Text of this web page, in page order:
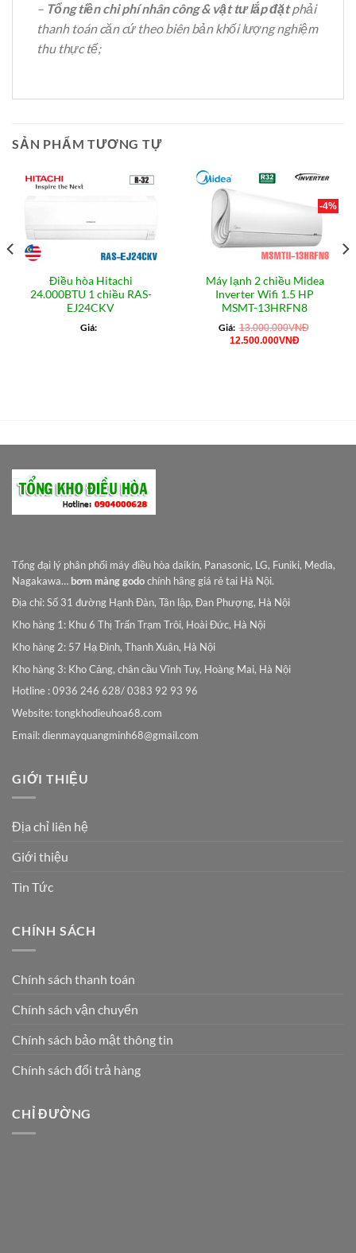
– Tổng tiền chi phí nhân công & vật tư lắp đặtphải
thanh toán căn cứ theo biên bản khối lượng nghiệm
thu thực tế;
SẢN PHẨM TƯƠNG TỰ
Điều hòa Hitachi
24.000BTU 1 chiều RAS-
EJ24CKV
Giá:
-4%
Máy lạnh 2 chiều Midea
Inverter Wifi 1.5 HP
MSMT-13HRFN8
Giá: 13.000.000VNĐ
Giá
12.500.000VNĐGiá
Tổng đại lý phân phối máy điều hòa daikin, Panasonic, LG, Funiki, Media,
Nagakawa… bơm màng godochính hãng giá rẻ tại Hà Nội.
Địa chỉ: Số 31 đường Hạnh Đàn, Tân lập, Đan Phượng, Hà Nội
Kho hàng 1: Khu 6 Thị Trấn Trạm Trôi, Hoài Đức, Hà Nội
Kho hàng 2: 57 Hạ Đình, Thanh Xuân, Hà Nội
Kho hàng 3: Kho Cảng, chân cầu Vĩnh Tuy, Hoàng Mai, Hà Nội
Hotline : 0936 246 628/ 0383 92 93 96
Website: tongkhodieuhoa68.com
Email:dienmayquangminh68@gmail.com
GIỚI THIỆU
Địa chỉ liên hệ
Giới thiệu
Tin Tức
CHÍNH SÁCH
Chính sách thanh toán
Chính sách vận chuyển
Chính sách bảo mật thông tin
Chính sách đổi trả hàng
CHỈ ĐƯỜNG